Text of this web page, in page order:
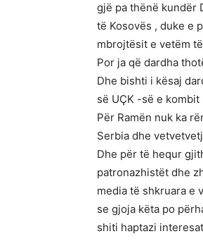
gjë pa thënë kundër
të Kosovës , duke e
mbrojtësit e vetëm
Por ja që dardha
Dhe bishti i kësaj
së UÇK -së e
Për Ramën nuk ka
Serbia dhe
Dhe për të hequr
patronazhistët dhe
media të shkruara e
se gjoja këta po
shiti haptazi